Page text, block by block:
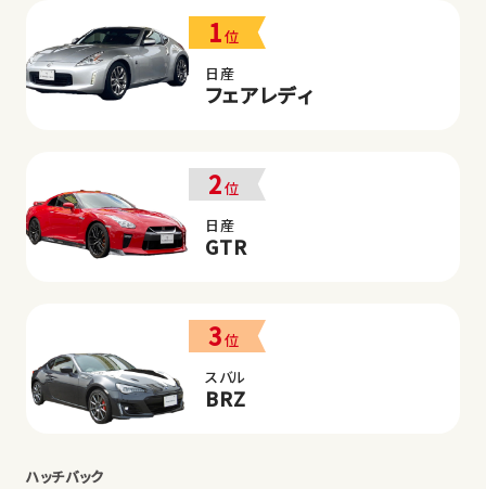
1位
日産
フェアレディ
2位
日産
GTR
3位
スバル
BRZ
ハッチバック